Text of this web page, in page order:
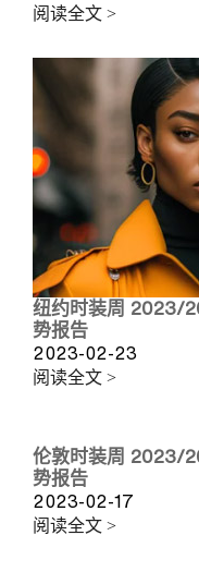
阅读全文 >
纽约时装周 2023/
势报告
2023-02-23
阅读全文 >
伦敦时装周 2023/
势报告
2023-02-17
阅读全文 >